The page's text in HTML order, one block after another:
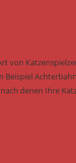
von
Beispiel
denen Ihre